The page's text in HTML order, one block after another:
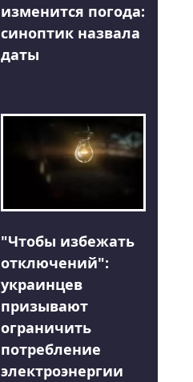
изменится погода:
синоптик назвала
даты
"Чтобы избежать
отключений":
украинцев
призывают
ограничить
потребление
электроэнергии